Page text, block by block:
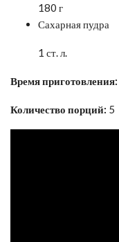
180 г
Сахарная пудра
1 ст. л.
Время приготовления:
Количество порций: 5